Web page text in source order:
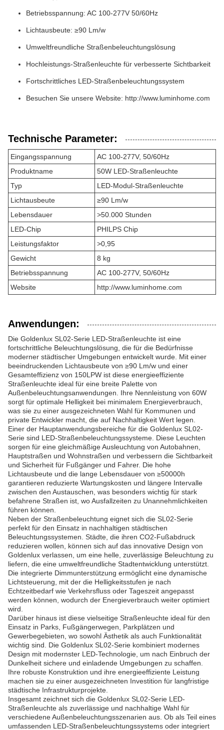
Betriebsspannung: AC 100-277V 50/60Hz
Lichtausbeute: ≥90 Lm/w
Umweltfreundliche Straßenbeleuchtungslösung
Hochleistungs-Straßenleuchte für verbesserte Sichtbarkeit
Fortschrittliches LED-Straßenbeleuchtungssystem
Besuchen Sie unsere Website: http://www.luminhome.com
Technische Parameter:
Eingangsspannung
AC 100-277V, 50/60Hz
Produktname
50W LED-Straßenleuchte
Typ
LED-Modul-Straßenleuchte
Lichtausbeute
≥90 Lm/w
Lebensdauer
>50.000 Stunden
LED-Chip
PHILPS Chip
Leistungsfaktor
>0,95
Gewicht
8 kg
Betriebsspannung
AC 100-277V, 50/60Hz
Website
http://www.luminhome.com
Anwendungen:
Die Goldenlux SL02-Serie LED-Straßenleuchte ist eine
fortschrittliche Beleuchtungslösung, die für die Bedürfnisse
moderner städtischer Umgebungen entwickelt wurde. Mit einer
beeindruckenden Lichtausbeute von ≥90 Lm/w und einer
Gesamteffizienz von 150LPW ist diese energieeffiziente
Straßenleuchte ideal für eine breite Palette von
Außenbeleuchtungsanwendungen. Ihre Nennleistung von 60W
sorgt für optimale Helligkeit bei minimalem Energieverbrauch,
was sie zu einer ausgezeichneten Wahl für Kommunen und
private Entwickler macht, die auf Nachhaltigkeit Wert legen.
Einer der Hauptanwendungsbereiche für die Goldenlux SL02-
Serie sind LED-Straßenbeleuchtungssysteme. Diese Leuchten
sorgen für eine gleichmäßige Ausleuchtung von Autobahnen,
Hauptstraßen und Wohnstraßen und verbessern die Sichtbarkeit
und Sicherheit für Fußgänger und Fahrer. Die hohe
Lichtausbeute und die lange Lebensdauer von ≥50000h
garantieren reduzierte Wartungskosten und längere Intervalle
zwischen den Austauschen, was besonders wichtig für stark
befahrene Straßen ist, wo Ausfallzeiten zu Unannehmlichkeiten
führen können.
Neben der Straßenbeleuchtung eignet sich die SL02-Serie
perfekt für den Einsatz in nachhaltigen städtischen
Beleuchtungssystemen. Städte, die ihren CO2-Fußabdruck
reduzieren wollen, können sich auf das innovative Design von
Goldenlux verlassen, um eine helle, zuverlässige Beleuchtung zu
liefern, die eine umweltfreundliche Stadtentwicklung unterstützt.
Die integrierte Dimmunterstützung ermöglicht eine dynamische
Lichtsteuerung, mit der die Helligkeitsstufen je nach
Echtzeitbedarf wie Verkehrsfluss oder Tageszeit angepasst
werden können, wodurch der Energieverbrauch weiter optimiert
wird.
Darüber hinaus ist diese vielseitige Straßenleuchte ideal für den
Einsatz in Parks, Fußgängerwegen, Parkplätzen und
Gewerbegebieten, wo sowohl Ästhetik als auch Funktionalität
wichtig sind. Die Goldenlux SL02-Serie kombiniert modernes
Design mit modernster LED-Technologie, um nach Einbruch der
Dunkelheit sichere und einladende Umgebungen zu schaffen.
Ihre robuste Konstruktion und ihre energieeffiziente Leistung
machen sie zu einer ausgezeichneten Investition für langfristige
städtische Infrastrukturprojekte.
Insgesamt zeichnet sich die Goldenlux SL02-Serie LED-
Straßenleuchte als zuverlässige und nachhaltige Wahl für
verschiedene Außenbeleuchtungsszenarien aus. Ob als Teil eines
umfassenden LED-Straßenbeleuchtungssystems oder integriert